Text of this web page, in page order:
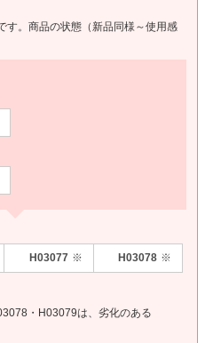
。商品の状態（新品同様～使用感
H03077 ※ H03078 ※
・H03079は、劣化のある